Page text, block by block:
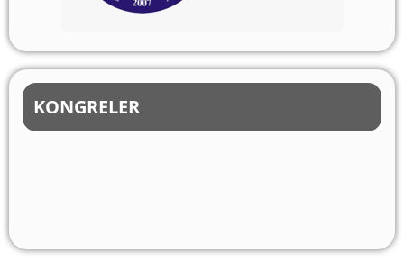
KONGRELER